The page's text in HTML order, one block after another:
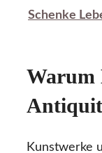
Schenke
Warum
Kunstwerke